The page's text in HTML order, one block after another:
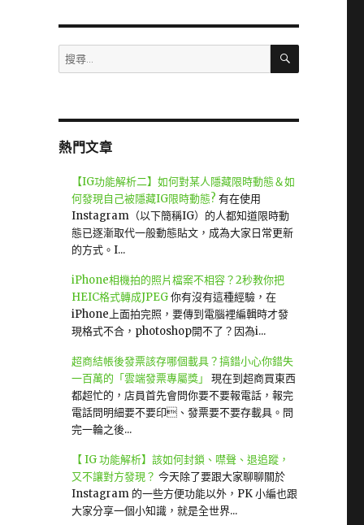
搜
尋
字:
搜
熱門文章
【IG功能解析二】如何對某人隱藏限時動態＆如
何發現自己被隱藏IG限時動態? 有在使用
Instagram（以下簡稱IG）的人都知道限時動
態已逐漸取代一般動態貼文，成為大家日常更新
的方式。I...
iPhone相機拍的照片檔案不相容？2秒教你把
HEIC格式轉成JPEG你有沒有這種經驗，在
iPhone上面拍完照，要傳到電腦裡編輯時才發
現格式不合，photoshop開不了？因為i...
超商結帳後發票該存哪個載具？搞錯小心你錯失
一百萬的「雲端發票專屬獎」
現在到超商買東西
都超忙的，店員首先會問你要不要報電話，報完
電話問明細要不要印、發票要不要存載具。問
完一輪之後...
【 IG 功能解析】該如何封鎖、噤聲、退追蹤，
又不讓對方發現？ 今天除了要跟大家聊聊關於
Instagram 的一些方便功能以外，PK 小編也跟
大家分享一個小知識，就是全世界...